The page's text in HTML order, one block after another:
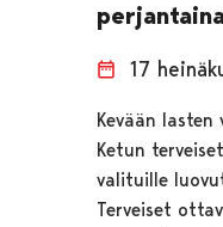
17
Kevään
Ketun
valituille
Terveiset